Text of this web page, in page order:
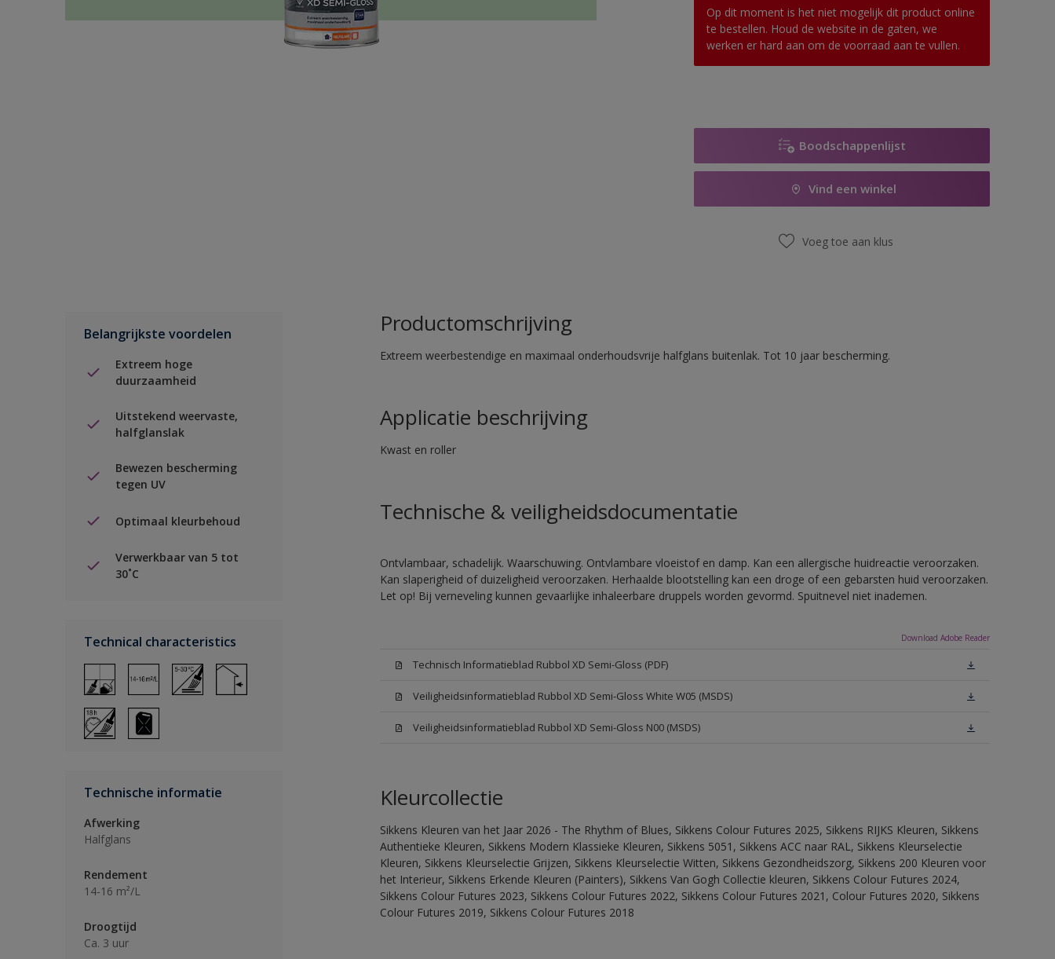
Op dit moment is het niet mogelijk dit product online
te bestellen. Houd de website in de gaten, we
werken er hard aan om de voorraad aan te vullen.
Boodschappenlijst
Vind een winkel
Voeg toe aan klus
Belangrijkste voordelen
Extreem hoge
duurzaamheid
Uitstekend weervaste,
halfglanslak
Bewezen bescherming
tegen UV
Optimaal kleurbehoud
Verwerkbaar van 5 tot
30˚C
Technical characteristics
Technische informatie
Afwerking
Halfglans
Rendement
14-16 m²/L
Droogtijd
Ca. 3 uur
Productomschrijving
Extreem weerbestendige en maximaal onderhoudsvrije halfglans buitenlak. Tot 10 jaar bescherming.
Applicatie beschrijving
Kwast en roller
Technische & veiligheidsdocumentatie
Ontvlambaar, schadelijk. Waarschuwing. Ontvlambare vloeistof en damp. Kan een allergische huidreactie veroorzaken.
Kan slaperigheid of duizeligheid veroorzaken. Herhaalde blootstelling kan een droge of een gebarsten huid veroorzaken.
Let op! Bij verneveling kunnen gevaarlijke inhaleerbare druppels worden gevormd. Spuitnevel niet inademen.
Download Adobe Reader
Technisch Informatieblad Rubbol XD Semi-Gloss (PDF)
Veiligheidsinformatieblad Rubbol XD Semi-Gloss White W05 (MSDS)
Veiligheidsinformatieblad Rubbol XD Semi-Gloss N00 (MSDS)
Kleurcollectie
Sikkens Kleuren van het Jaar 2026 - The Rhythm of Blues, Sikkens Colour Futures 2025, Sikkens RIJKS Kleuren, Sikkens
Authentieke Kleuren, Sikkens Modern Klassieke Kleuren, Sikkens 5051, Sikkens ACC naar RAL, Sikkens Kleurselectie
Kleuren, Sikkens Kleurselectie Grijzen, Sikkens Kleurselectie Witten, Sikkens Gezondheidszorg, Sikkens 200 Kleuren voor
het Interieur, Sikkens Erkende Kleuren (Painters), Sikkens Van Gogh Collectie kleuren, Sikkens Colour Futures 2024,
Sikkens Colour Futures 2023, Sikkens Colour Futures 2022, Sikkens Colour Futures 2021, Colour Futures 2020, Sikkens
Colour Futures 2019, Sikkens Colour Futures 2018